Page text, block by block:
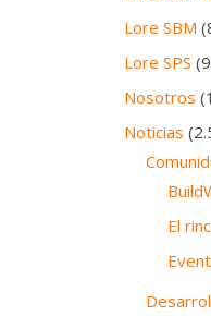
Lore SBM
Lore SPS
Nosotros
Noticias
El